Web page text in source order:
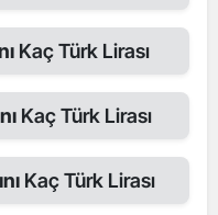
Kaç Türk Lirası
Kaç Türk Lirası
Kaç Türk Lirası